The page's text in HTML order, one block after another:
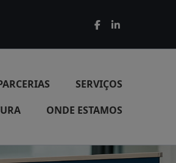
SERVIÇOS
ONDE ESTAMOS